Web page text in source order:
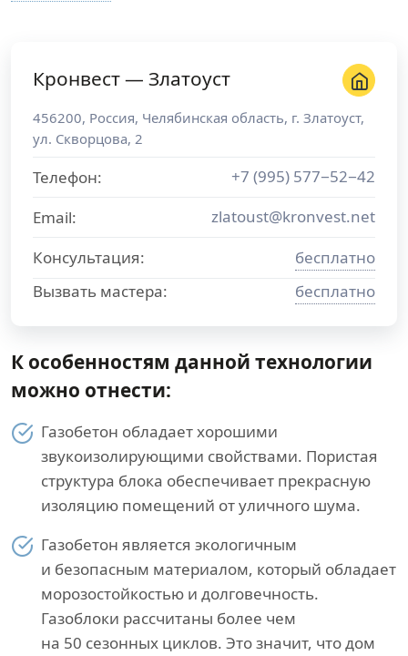
Кронвест — Златоуст
456200, Россия, Челябинская область, г. Златоуст,
ул. Скворцова, 2
Телефон:
+7 (995) 577−52−42
Email:
zlatoust@kronvest.net
Консультация:
бесплатно
Вызвать мастера:
бесплатно
К особенностям данной технологии
можно отнести:
Газобетон обладает хорошими
звукоизолирующими свойствами. Пористая
структура блока обеспечивает прекрасную
изоляцию помещений от уличного шума.
Газобетон является экологичным
и безопасным материалом, который обладает
морозостойкостью и долговечность.
Газоблоки рассчитаны более чем
на 50 сезонных циклов. Это значит, что дом